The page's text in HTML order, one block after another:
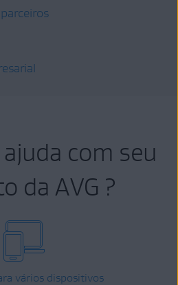
com seu
da AVG ?
vários dispositivos